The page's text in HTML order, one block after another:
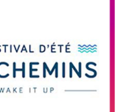
Up
Etchemins en Beauce a opté